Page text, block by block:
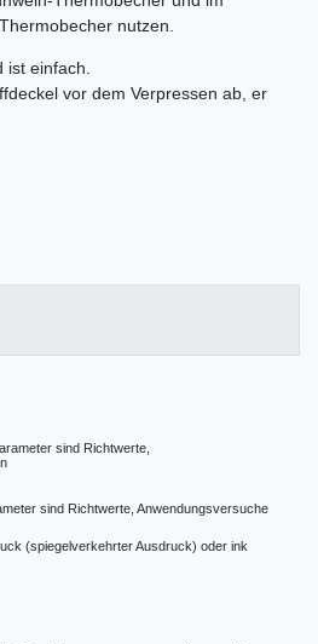
nutzen.
einfach.
vor dem Verpressen ab, er
sind Richtwerte,
sind Richtwerte, Anwendungsversuche
(spiegelverkehrter Ausdruck) oder ink